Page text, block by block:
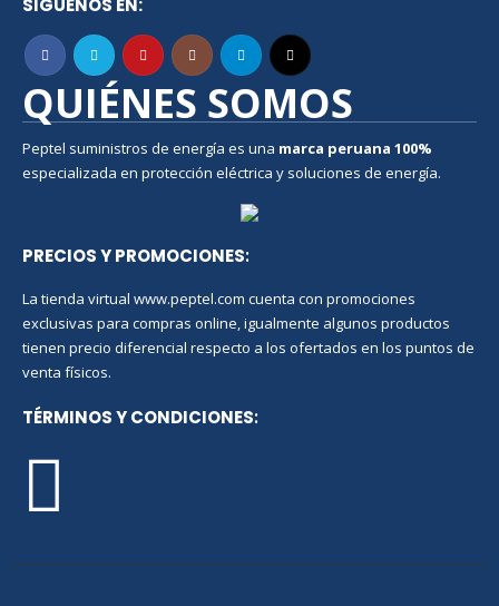
QUIÉNES SOMOS
Peptel suministros de energía es una marca peruana 100%
especializada en protección eléctrica y soluciones de energía.
PRECIOS Y PROMOCIONES:
La tienda virtual www.peptel.com cuenta con promociones
exclusivas para compras online, igualmente algunos productos
tienen precio diferencial respecto a los ofertados en los puntos de
venta físicos.
TÉRMINOS Y CONDICIONES: